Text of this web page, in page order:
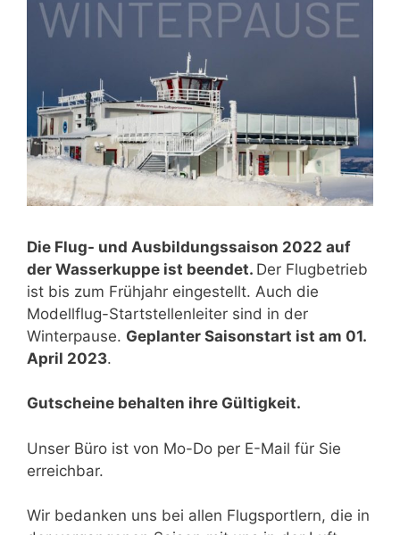
Die Flug- und Ausbildungssaison 2022 auf
der Wasserkuppe ist beendet. Der Flugbetrieb
ist bis zum Frühjahr eingestellt. Auch die
Modellflug-Startstellenleiter sind in der
Winterpause. Geplanter Saisonstart ist am 01.
April 2023.
Gutscheine behalten ihre Gültigkeit.
Unser Büro ist von Mo-Do per E-Mail für Sie
erreichbar.
Wir bedanken uns bei allen Flugsportlern, die in